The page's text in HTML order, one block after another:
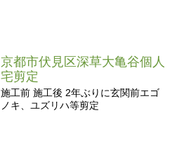
京都市伏見区深草大亀谷個人
宅剪定
施工前 施工後 2年ぶりに玄関前エゴ
ノキ、ユズリハ等剪定